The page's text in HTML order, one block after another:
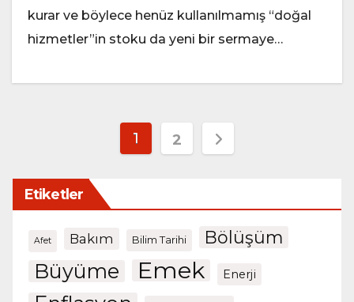
kurar ve böylece henüz kullanılmamış “doğal
hizmetler”in stoku da yeni bir sermaye…
Yazı
1 2
Etiketler
Afet Bakım Bilim Tarihi Bölüşüm
Büyüme Emek Enerji